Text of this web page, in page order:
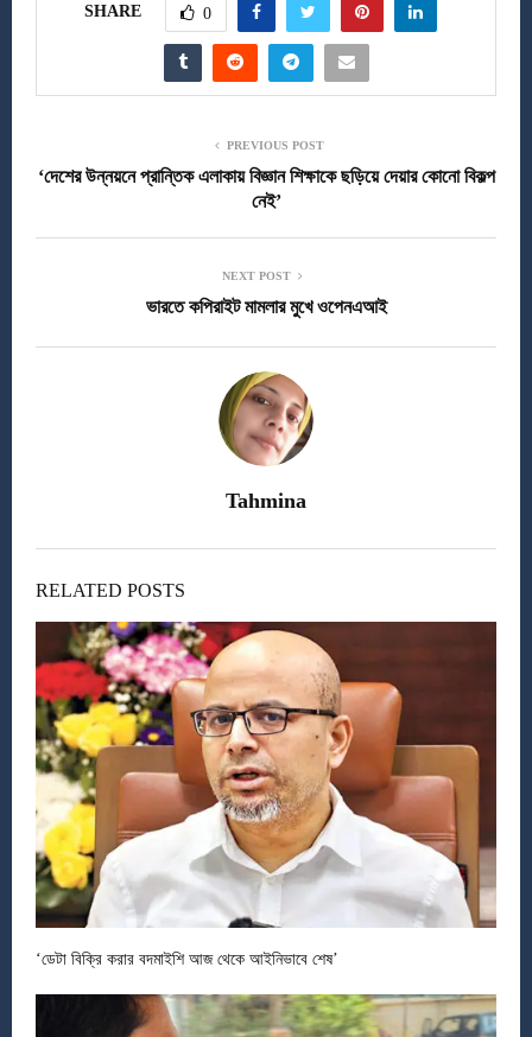
SHARE 0
PREVIOUS POST
‘দেশের উন্নয়নে প্রান্তিক এলাকায় বিজ্ঞান শিক্ষাকে ছড়িয়ে দেয়ার কোনো বিকল্প
নেই’
NEXT POST
ভারতে কপিরাইট মামলার মুখে ওপেনএআই
Tahmina
RELATED POSTS
‘ডেটা বিক্রি করার বদমাইশি আজ থেকে আইনিভাবে শেষ’